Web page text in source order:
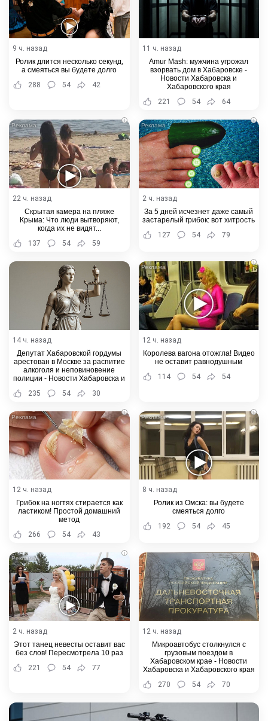
9 ч. назад
Ролик длится несколько секунд,
а смеяться вы будете долго
288
54 42
11 ч. назад
Amur Mash: мужчина угрожал
взорвать дом в Хабаровске -
Новости Хабаровска и
Хабаровского края
221
54 64
i
22 ч. назад
Скрытая камера на пляже
Крыма: Что люди вытворяют,
когда их не видят...
137
54 59
i
2 ч. назад
За 5 дней исчезнет даже самый
застарелый грибок: вот хитрость
127
54 79
14 ч. назад
Депутат Хабаровской гордумы
арестован в Москве за распитие
алкоголя и неповиновение
полиции - Новости Хабаровска и
235 54 30
i
12 ч. назад
Королева вагона отожгла! Видео
не оставит равнодушным
114
54 54
i
12 ч. назад
Грибок на ногтях стирается как
ластиком! Простой домашний
метод
266
54 43
i
8 ч. назад
Ролик из Омска: вы будете
смеяться долго
192
54 45
i
2 ч. назад
Этот танец невесты оставит вас
без слов! Пересмотрела 10 раз
221
54 77
12 ч. назад
Микроавтобус столкнулся с
грузовым поездом в
Хабаровском крае - Новости
Хабаровска и Хабаровского края
270
54 70